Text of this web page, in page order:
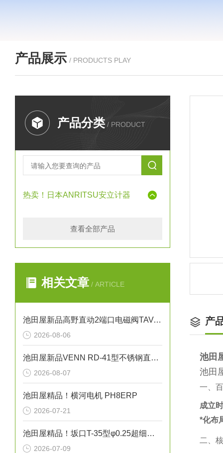
产品展示 / PRODUCTS PLAY
产品分类 / PRODUCT
热卖！日本ANRITSU安立计器
查看全部产品
相关文章 / ARTICLE
池田屋新品高野直动2端口电磁阀TAV-1448正式发布
2026-08-06
池田屋新品VENN RD-41型不锈钢直动式蒸汽减压阀RD41-D-M25正式发布
2026-08-07
池田屋精品！横河电机 PH8ERP
2026-07-21
池田屋精品！坂口T-35型φ0.25超细护套热电偶（K型）技术参数
2026-07-09
产
池田
池田
一、
成立
*化布
二、